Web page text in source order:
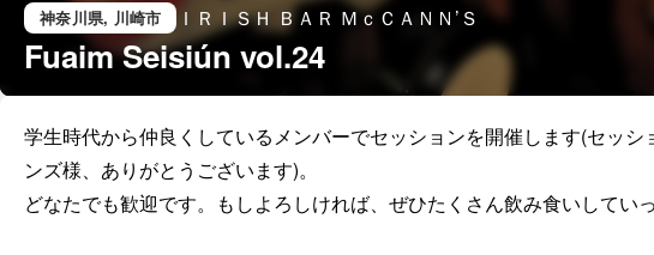
神奈川県, 川崎市 ＩＲＩＳＨ ＢＡＲ ＭｃＣＡＮＮ’Ｓ
Fuaim Seisiún vol.24
学生時代から仲良くしているメンバーでセッションを開催します(セッ
ンズ様、ありがとうございます)。
どなたでも歓迎です。もしよろしければ、ぜひたくさん飲み食いしていっ